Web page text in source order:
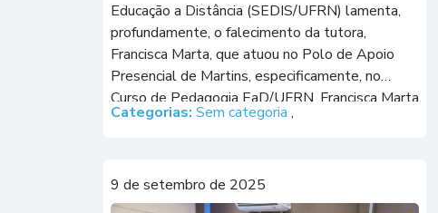
Educação a Distância (SEDIS/UFRN) lamenta,
profundamente, o falecimento da tutora,
Francisca Marta, que atuou no Polo de Apoio
Presencial de Martins, especificamente, no
Curso de Pedagogia EaD/UFRN. Francisca Marta
dedicou muitos anos de sua vida ao auxílio da
Categorias: Sem categoria ,
9 de setembro de 2025